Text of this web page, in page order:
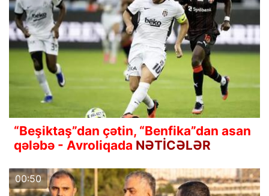
“Beşiktaş”dan çətin, “Benfika”dan asan
qələbə - Avroliqada NƏTİCƏLƏR
00:50